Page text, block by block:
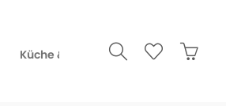
Küche & Gourmet